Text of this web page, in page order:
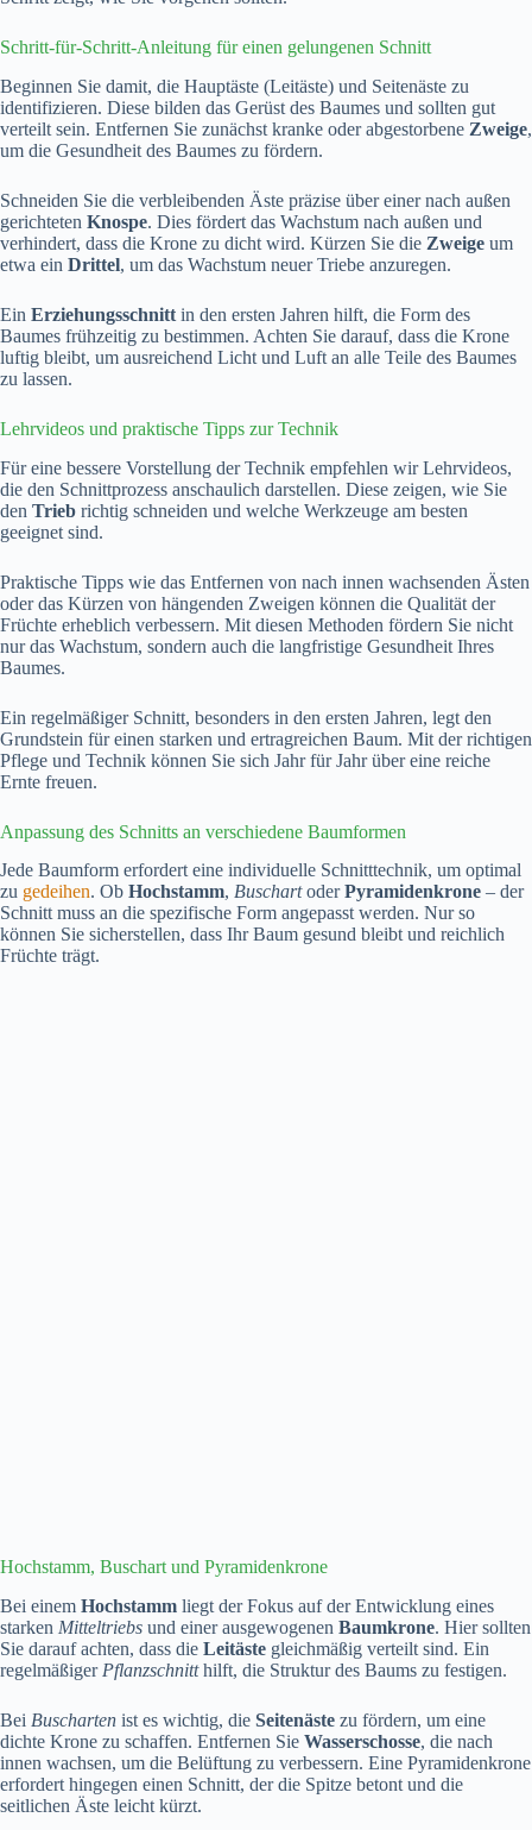
Schritt-für-Schritt-Anleitung für einen gelungenen Schnitt
Beginnen Sie damit, die Hauptäste (Leitäste) und Seitenäste zu
identifizieren. Diese bilden das Gerüst des Baumes und sollten gut
verteilt sein. Entfernen Sie zunächst kranke oder abgestorbene Zweige,
um die Gesundheit des Baumes zu fördern.
Schneiden Sie die verbleibenden Äste präzise über einer nach außen
gerichteten Knospe. Dies fördert das Wachstum nach außen und
verhindert, dass die Krone zu dicht wird. Kürzen Sie die Zweige um
etwa ein Drittel, um das Wachstum neuer Triebe anzuregen.
Ein Erziehungsschnitt in den ersten Jahren hilft, die Form des
Baumes frühzeitig zu bestimmen. Achten Sie darauf, dass die Krone
luftig bleibt, um ausreichend Licht und Luft an alle Teile des Baumes
zu lassen.
Lehrvideos und praktische Tipps zur Technik
Für eine bessere Vorstellung der Technik empfehlen wir Lehrvideos,
die den Schnittprozess anschaulich darstellen. Diese zeigen, wie Sie
den Trieb richtig schneiden und welche Werkzeuge am besten
geeignet sind.
Praktische Tipps wie das Entfernen von nach innen wachsenden Ästen
oder das Kürzen von hängenden Zweigen können die Qualität der
Früchte erheblich verbessern. Mit diesen Methoden fördern Sie nicht
nur das Wachstum, sondern auch die langfristige Gesundheit Ihres
Baumes.
Ein regelmäßiger Schnitt, besonders in den ersten Jahren, legt den
Grundstein für einen starken und ertragreichen Baum. Mit der richtigen
Pflege und Technik können Sie sich Jahr für Jahr über eine reiche
Ernte freuen.
Anpassung des Schnitts an verschiedene Baumformen
Jede Baumform erfordert eine individuelle Schnitttechnik, um optimal
zu gedeihen. Ob Hochstamm, BuschartoderPyramidenkrone – der
Schnitt muss an die spezifische Form angepasst werden. Nur so
können Sie sicherstellen, dass Ihr Baum gesund bleibt und reichlich
Früchte trägt.
Hochstamm, Buschart und Pyramidenkrone
Bei einem Hochstamm liegt der Fokus auf der Entwicklung eines
starken Mitteltriebs und einer ausgewogenen Baumkrone. Hier sollten
Sie darauf achten, dass die Leitäste gleichmäßig verteilt sind. Ein
regelmäßiger Pflanzschnitthilft, die Struktur des Baums zu festigen.
Bei Buscharten ist es wichtig, die Seitenäste zu fördern, um eine
dichte Krone zu schaffen. Entfernen Sie Wasserschosse, die nach
innen wachsen, um die Belüftung zu verbessern. Eine Pyramidenkrone
erfordert hingegen einen Schnitt, der die Spitze betont und die
seitlichen Äste leicht kürzt.